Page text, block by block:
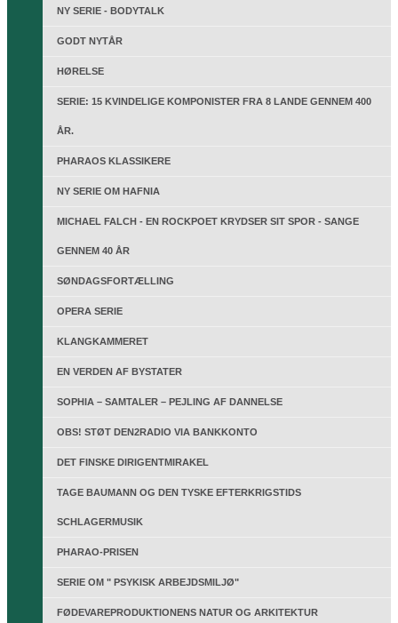
NY SERIE - BODYTALK
GODT NYTÅR
HØRELSE
SERIE: 15 KVINDELIGE KOMPONISTER FRA 8 LANDE GENNEM 400
ÅR.
PHARAOS KLASSIKERE
NY SERIE OM HAFNIA
MICHAEL FALCH - EN ROCKPOET KRYDSER SIT SPOR - SANGE
GENNEM 40 ÅR
SØNDAGSFORTÆLLING
OPERA SERIE
KLANGKAMMERET
EN VERDEN AF BYSTATER
SOPHIA – SAMTALER – PEJLING AF DANNELSE
OBS! STØT DEN2RADIO VIA BANKKONTO
DET FINSKE DIRIGENTMIRAKEL
TAGE BAUMANN OG DEN TYSKE EFTERKRIGSTIDS
SCHLAGERMUSIK
PHARAO-PRISEN
SERIE OM " PSYKISK ARBEJDSMILJØ"
FØDEVAREPRODUKTIONENS NATUR OG ARKITEKTUR